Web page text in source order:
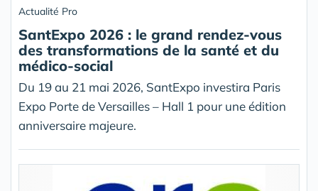
Actualité Pro
SantExpo 2026 : le grand rendez-vous
des transformations de la santé et du
médico-social
Du 19 au 21 mai 2026, SantExpo investira Paris
Expo Porte de Versailles – Hall 1 pour une édition
anniversaire majeure.